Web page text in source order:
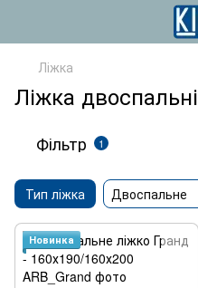
Ліжка
Ліжка двоспальні
Фільтр 1
Тип ліжка Двоспальне
Новинка